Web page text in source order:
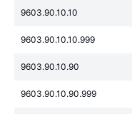
9603.90.10.10
9603.90.10.10.999
9603.90.10.90
9603.90.10.90.999